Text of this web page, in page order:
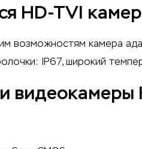
HD-TVI
возможностям камера
IP67, широкий
видеокамеры